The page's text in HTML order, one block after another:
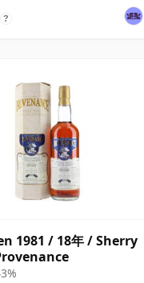
?
1981 / 18年 / Sherry